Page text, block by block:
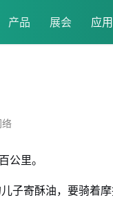
产品 展会 应用
络
公里。
子寄酥油，要骑着